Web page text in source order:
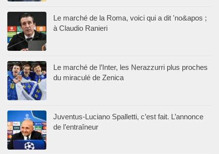
Le marché de la Roma, voici qui a dit 'no&apos ;
à Claudio Ranieri
Le marché de l’Inter, les Nerazzurri plus proches
du miraculé de Zenica
Juventus-Luciano Spalletti, c’est fait. L’annonce
de l’entraîneur